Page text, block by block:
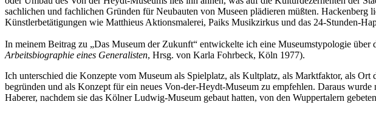
sachlichen und fachlichen Gründen für Neubauten von Museen plädieren müßten.
Künstlerbetätigungen wie Matthieus Aktionsmalerei, Paiks Musikzirkus und das 24-Stunden-
In meinem Beitrag zu „Das Museum der Zukunft“ entwickelte ich eine Museumstypologie
Arbeitsbiographie eines Generalisten, Hrsg. von Karla Fohrbeck, Köln 1977).
Ich unterschied die Konzepte vom Museum als Spielplatz, als Kultplatz, als Marktfaktor, als
begründen und als Konzept für ein neues Von-der-Heydt-Museum zu empfehlen. Daraus
Haberer, nachdem sie das Kölner Ludwig-Museum gebaut hatten, von den Wuppertalern